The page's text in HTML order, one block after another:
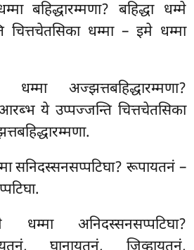
बहिद्धारम्मणा? बहिद्धा धम्मे
धम्मा – इमे धम्मा
अज्झत्तबहिद्धारम्मणा?
ये उप्पज्जन्ति चित्तचेतसिका
सनिदस्सनसप्पटिघा? रूपायतनं –
अनिदस्सनसप्पटिघा?